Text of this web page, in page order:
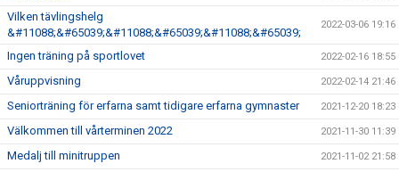
Vilken tävlingshelg
&#11088;&#65039;&#11088;&#65039;&#11088;&#65039;
2022-03-06 19:16
Ingen träning på sportlovet 2022-02-16 18:55
Våruppvisning 2022-02-14 21:46
Seniorträning för erfarna samt tidigare erfarna gymnaster 2021-12-20 18:23
Välkommen till vårterminen 2022 2021-11-30 11:39
Medalj till minitruppen 2021-11-02 21:58